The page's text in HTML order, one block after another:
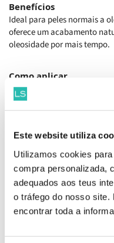
Este website utiliza
Utilizamos cookies
compra personalizada,
adequados aos teus
o tráfego do nosso site.
encontrar toda a
Benefícios
Ideal para peles normais a
oferece um acabamento
oleosidade por mais tempo.
Como aplicar
Usar o aplicador incluído e
maçãs do rosto e no
base.
Ingredientes
Talc, Perlite, Triisostearin,
Stearate, Caprylyl Glycol.
EAN: 3600531384210
Informações de